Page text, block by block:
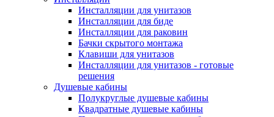
Инсталляции для унитазов
Инсталляции для биде
Инсталляции для раковин
Бачки скрытого монтажа
Клавиши для унитазов
Инсталляции для унитазов - готовые
решения
Душевые кабины
Полукруглые душевые кабины
Квадратные душевые кабины